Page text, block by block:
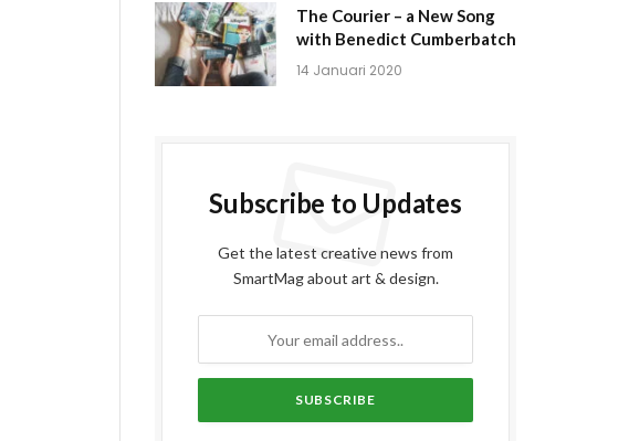
The Courier – a New Song
with Benedict Cumberbatch
14 Januari 2020
Subscribe to Updates
Get the latest creative news from
SmartMag about art & design.